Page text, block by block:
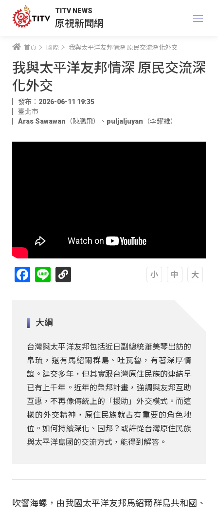
TITV NEWS
原視新聞網
首頁 國際 我與太平洋友邦情深 原民交流深化外交
我與太平洋友邦情深 原民交流深
化外交
發布：2026-06-11 19:35
臺北市
Aras Sawawan（陳鵬飛）
、 puljaljuyan（李耀維）
Facebook
Line
大綱
台灣與太平洋友邦包括近日副總統蕭美琴出訪的
帛琉，還有馬紹爾群島、吐瓦魯，有著深厚情
誼。建交多年，但其實跟台灣原住民族的連結早
已有上千年。近年的榮邦計畫，強調與友邦互助
互惠，不再像傳統上的「援助」外交模式。而這
樣的外交精神，原住民族就占有重要的角色地
位。如何持續深化、固邦？或許從台灣原住民族
與太平洋島國的交流方式，能得到解答。
吹響海螺，由我國太平洋友邦馬紹爾群島共和國、